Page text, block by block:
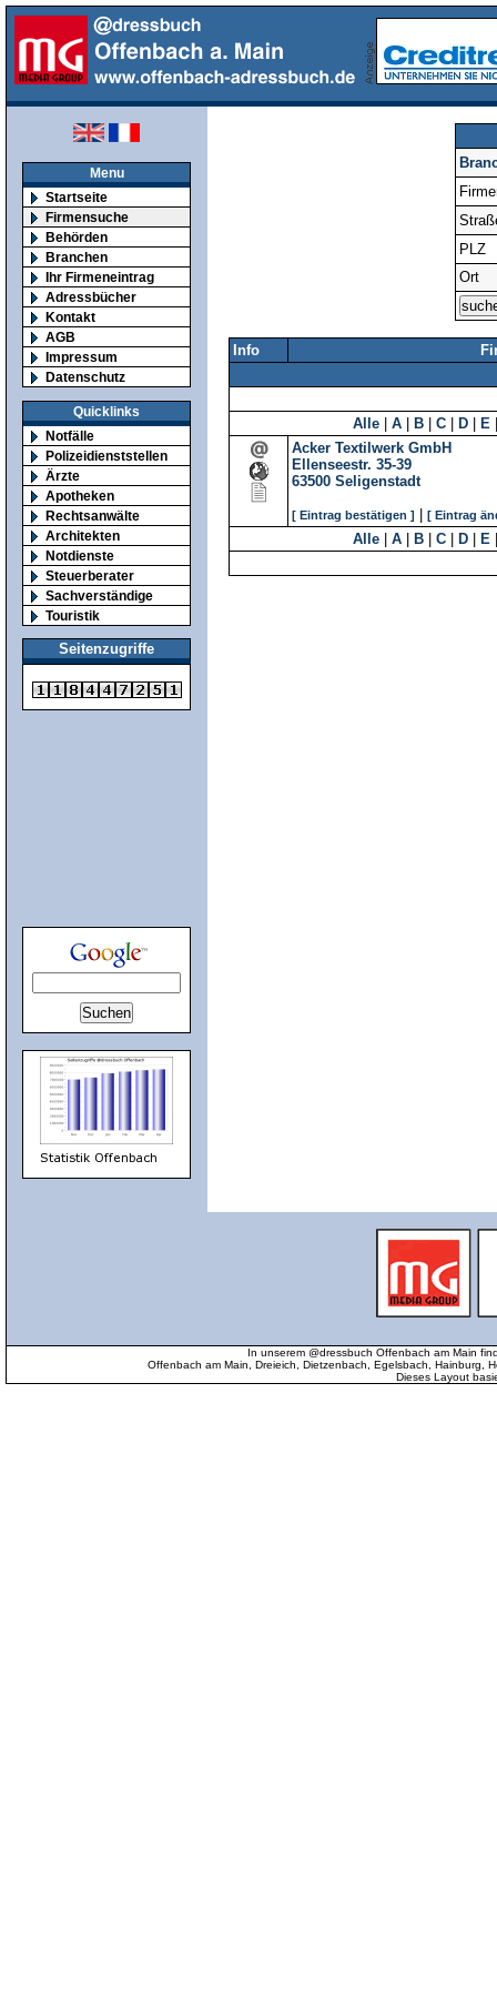
Menu
Startseite
Firmensuche
Behörden
Branchen
Ihr Firmeneintrag
Adressbücher
Kontakt
AGB
Impressum
Datenschutz
Quicklinks
Notfälle
Polizeidienststellen
Ärzte
Apotheken
Rechtsanwälte
Architekten
Notdienste
Steuerberater
Sachverständige
Touristik
Seitenzugriffe
PLZ
Ort
Info
Alle A B C D E
Acker Textilwerk GmbH
Ellenseestr. 35-39
63500 Seligenstadt
[ Eintrag bestätigen ] [ Eintrag
Alle A B C D E
In unserem @dressbuch Offenbach am Main
Offenbach am Main, Dreieich, Dietzenbach, Egelsbach, Hainburg,
Dieses Layout